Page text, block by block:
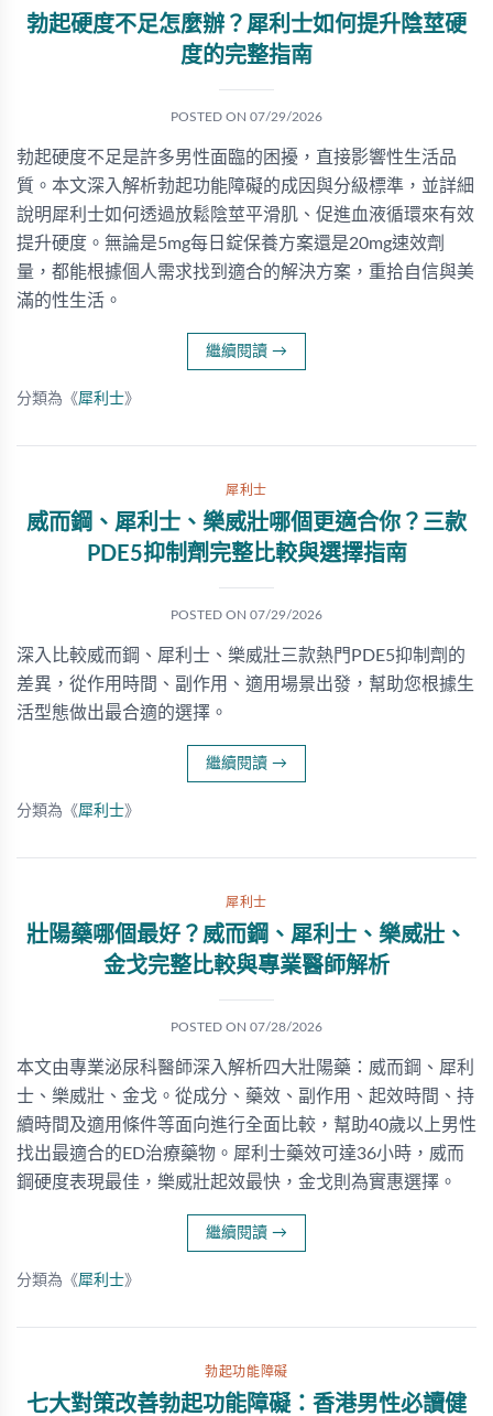
勃起硬度不足怎麼辦？犀利士如何提升陰莖硬
度的完整指南
POSTED ON 07/29/2026
勃起硬度不足是許多男性面臨的困擾，直接影響性生活品
質。本文深入解析勃起功能障礙的成因與分級標準，並詳細
說明犀利士如何透過放鬆陰莖平滑肌、促進血液循環來有效
提升硬度。無論是5mg每日錠保養方案還是20mg速效劑
量，都能根據個人需求找到適合的解決方案，重拾自信與美
滿的性生活。
繼續閱讀 →
分類為《犀利士》
犀利士
威而鋼、犀利士、樂威壯哪個更適合你？三款
PDE5抑制劑完整比較與選擇指南
POSTED ON 07/29/2026
深入比較威而鋼、犀利士、樂威壯三款熱門PDE5抑制劑的
差異，從作用時間、副作用、適用場景出發，幫助您根據生
活型態做出最合適的選擇。
繼續閱讀 →
分類為《犀利士》
犀利士
壯陽藥哪個最好？威而鋼、犀利士、樂威壯、
金戈完整比較與專業醫師解析
POSTED ON 07/28/2026
本文由專業泌尿科醫師深入解析四大壯陽藥：威而鋼、犀利
士、樂威壯、金戈。從成分、藥效、副作用、起效時間、持
續時間及適用條件等面向進行全面比較，幫助40歲以上男性
找出最適合的ED治療藥物。犀利士藥效可達36小時，威而
鋼硬度表現最佳，樂威壯起效最快，金戈則為實惠選擇。
繼續閱讀 →
分類為《犀利士》
勃起功能障礙
七大對策改善勃起功能障礙：香港男性必讀健